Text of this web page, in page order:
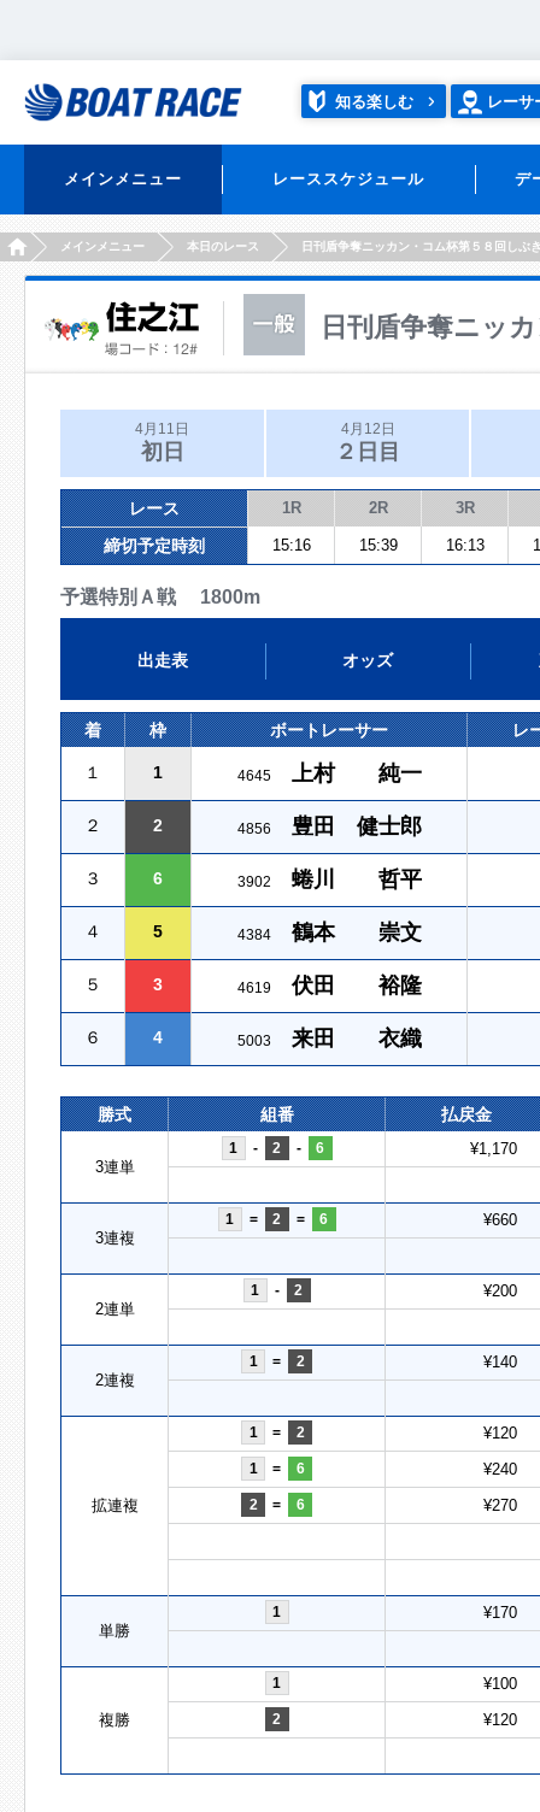
知る楽しむ レーサ
メインメニュー レーススケジュール デ
HOMEメインメニュー 本日のレース 日刊盾争奪ニッカン・コム杯第５８回しぶ
日刊盾争奪ニッ
4月11日
初日
4月12日
２日目
レース 1R 2R 3R
締切予定時刻 15:16 15:39 16:13
予選特別Ａ戦 1800m
出走表 オッズ
着 枠 ボートレーサー レ
１ 1 4645 上村 純一
２ 2 4856 豊田 健士郎
３ 6 3902 蜷川 哲平
４ 5 4384 鶴本 崇文
５ 3 4619 伏田 裕隆
６ 4 5003 来田 衣織
勝式 組番 払戻金
3連単
1 - 2 - 6 ¥1,170
3連複
1 = 2 = 6 ¥660
2連単
1 - 2 ¥200
2連複
1 = 2 ¥140
拡連複
1 = 2 ¥120
1 = 6 ¥240
2 = 6 ¥270
単勝
1 ¥170
複勝
1 ¥100
2 ¥120